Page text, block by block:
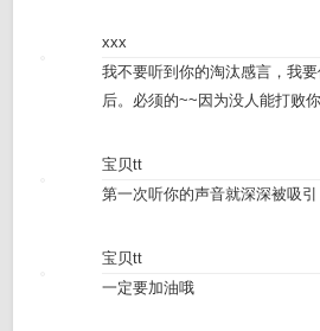
xxx
我不要听到你的淘汰感言，我
后。必须的~~因为没人能打败你
宝贝tt
第一次听你的声音就深深被吸引
宝贝tt
一定要加油哦